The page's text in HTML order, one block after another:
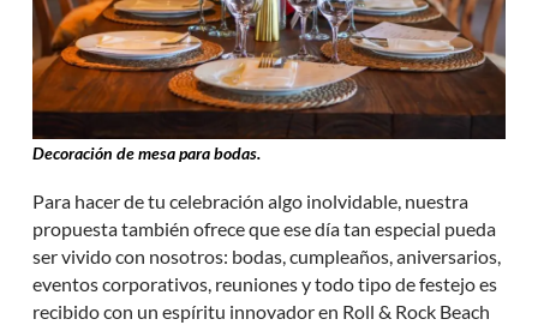
Decoración de mesa para bodas.
Para hacer de tu celebración algo inolvidable, nuestra
propuesta también ofrece que ese día tan especial pueda
ser vivido con nosotros: bodas, cumpleaños, aniversarios,
eventos corporativos, reuniones y todo tipo de festejo es
recibido con un espíritu innovador en Roll & Rock Beach